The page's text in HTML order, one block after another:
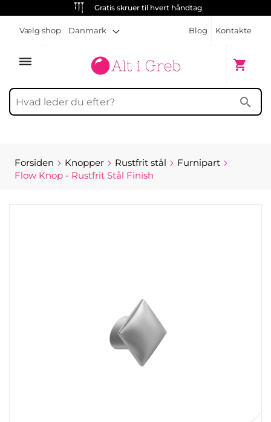
Gratis skruer til hvert håndtag
Blog Kontakte
Vælg shop Danmark
dehaze shopping_cart
Min
search
Forsiden Knopper Rustfrit stål
Furnipart
Flow Knop - Rustfrit Stål Finish